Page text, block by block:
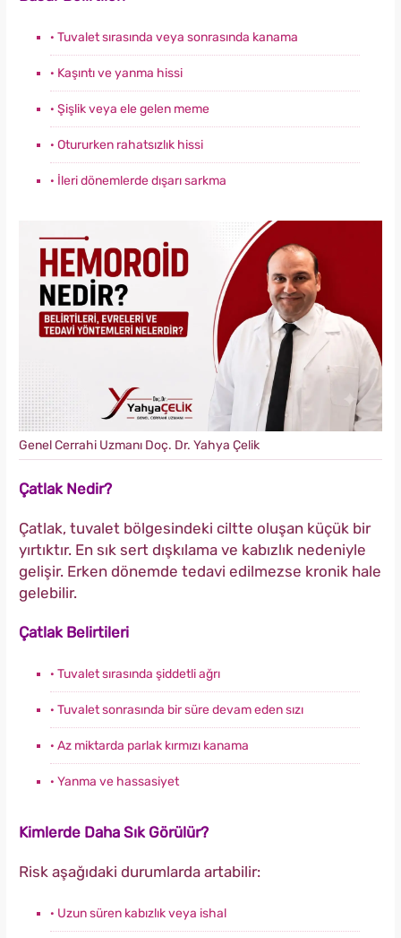
· Tuvalet sırasında veya sonrasında kanama
· Kaşıntı ve yanma hissi
· Şişlik veya ele gelen meme
· Otururken rahatsızlık hissi
· İleri dönemlerde dışarı sarkma
Genel Cerrahi Uzmanı Doç. Dr. Yahya Çelik
Çatlak Nedir?
Çatlak, tuvalet bölgesindeki ciltte oluşan küçük bir
yırtıktır. En sık sert dışkılama ve kabızlık nedeniyle
gelişir. Erken dönemde tedavi edilmezse kronik hale
gelebilir.
Çatlak Belirtileri
· Tuvalet sırasında şiddetli ağrı
· Tuvalet sonrasında bir süre devam eden sızı
· Az miktarda parlak kırmızı kanama
· Yanma ve hassasiyet
Kimlerde Daha Sık Görülür?
Risk aşağıdaki durumlarda artabilir:
· Uzun süren kabızlık veya ishal